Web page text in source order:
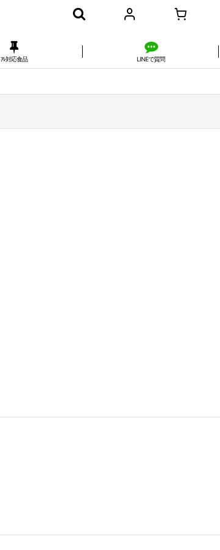
ｱﾚ対応食品 LINEで質問